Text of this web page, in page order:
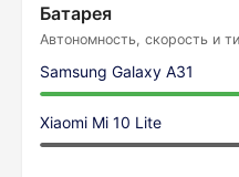
Батарея
Автономность, скорость и
Samsung Galaxy A31
Xiaomi Mi 10 Lite